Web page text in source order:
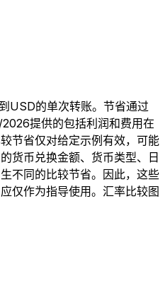
USD的单次转账。节省通过
提供的包括利润和费用在
节省仅对给定示例有效，可能
货币兑换金额、货币类型、日
不同的比较节省。因此，这些
仅作为指导使用。汇率比较图